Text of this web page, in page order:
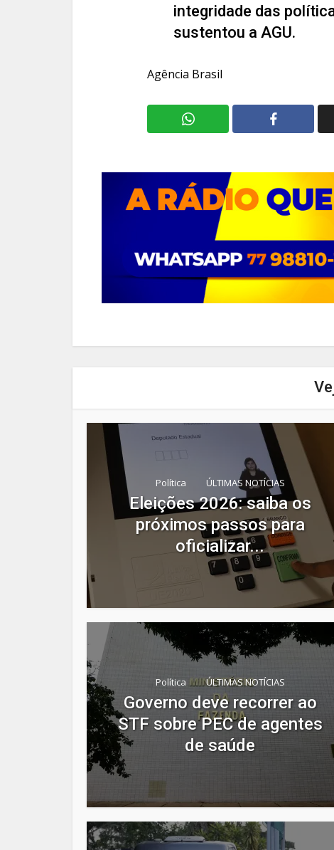
integridade das
sustentou a AGU.
Agência Brasil
Política ÚLTIMAS NOTÍCIAS
Eleições 2026: saiba os
próximos passos para
oficializar...
Política ÚLTIMAS NOTÍCIAS
Governo deve recorrer ao
STF sobre PEC de agentes
de saúde